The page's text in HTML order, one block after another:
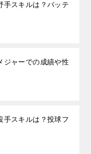
手スキルは？バッテ
ジャーでの成績や性
手スキルは？投球フ